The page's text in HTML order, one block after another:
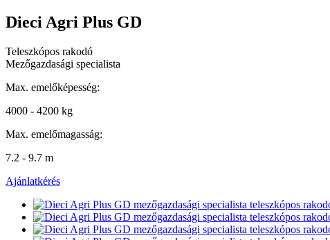
Dieci Agri Plus GD
Teleszkópos rakodó
Mezőgazdasági specialista
Max. emelőképesség:
4000 - 4200 kg
Max. emelőmagasság:
7.2 - 9.7 m
Ajánlatkérés